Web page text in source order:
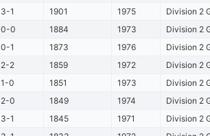
3-1 1901 1975
Division 2
0-0 1884 1973
Division 2
0-1 1873 1976
Division 2
2-2 1859 1972
Division 2
1-0 1851 1973
Division 2
2-0 1849 1974
Division 2
3-1 1845 1971
Division 2